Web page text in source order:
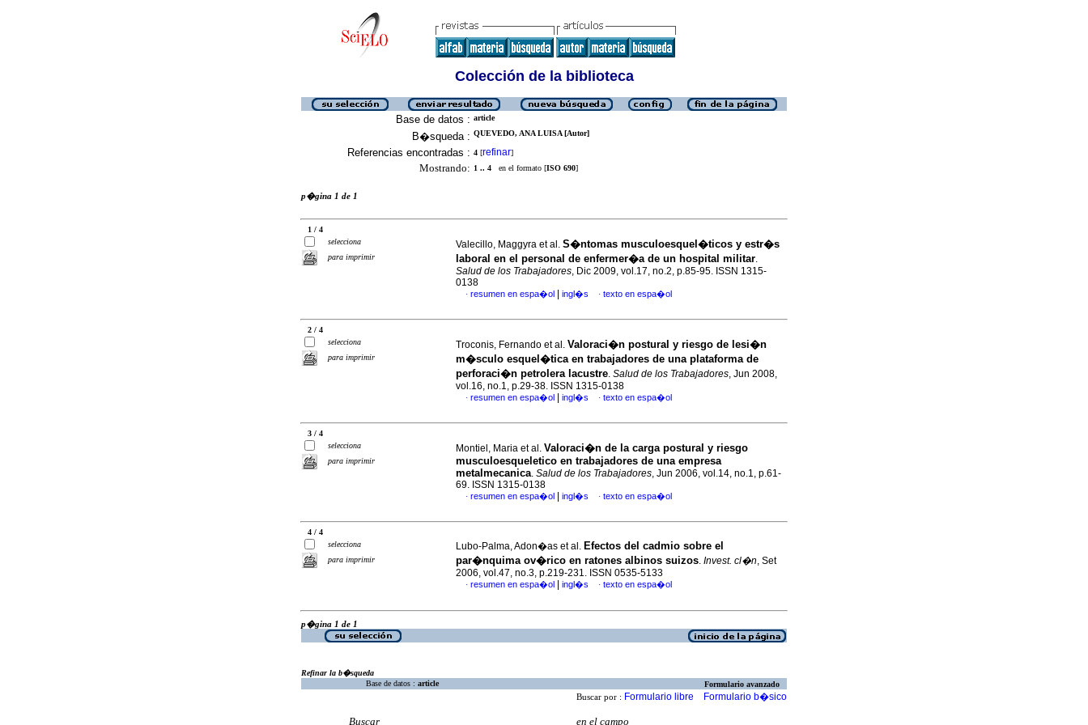
Colección de la biblioteca
Base de datos : article
B�squeda : QUEVEDO, ANA LUISA [Autor]
Referencias encontradas : 4 [refinar]
Mostrando: 1 .. 4 en el formato [ISO 690]
p�gina 1 de 1
1 / 4
selecciona
para imprimir
Valecillo, Maggyra et al. S�ntomas musculoesquel�ticos y estr�s
laboral en el personal de enfermer�a de un hospital militar.
Salud de los Trabajadores, Dic 2009, vol.17, no.2, p.85-95. ISSN 1315-
0138
· resumen en espa�ol ingl�s · texto en espa�ol
2 / 4
selecciona
para imprimir
Troconis, Fernando et al. Valoraci�n postural y riesgo de lesi�n
m�sculo esquel�tica en trabajadores de una plataforma de
perforaci�n petrolera lacustre. Salud de los Trabajadores, Jun 2008,
vol.16, no.1, p.29-38. ISSN 1315-0138
· resumen en espa�ol ingl�s · texto en espa�ol
3 / 4
selecciona
para imprimir
Montiel, Maria et al. Valoraci�n de la carga postural y riesgo
musculoesqueletico en trabajadores de una empresa
metalmecanica. Salud de los Trabajadores, Jun 2006, vol.14, no.1, p.61-
69. ISSN 1315-0138
· resumen en espa�ol ingl�s · texto en espa�ol
4 / 4
selecciona
para imprimir
Lubo-Palma, Adon�as et al. Efectos del cadmio sobre el
par�nquima ov�rico en ratones albinos suizos. Invest. cl�n, Set
2006, vol.47, no.3, p.219-231. ISSN 0535-5133
· resumen en espa�ol ingl�s · texto en espa�ol
p�gina 1 de 1
Refinar la b�squeda
Base de datos : article Formulario avanzado
Buscar por : Formulario libre Formulario b�sico
Buscar en el campo